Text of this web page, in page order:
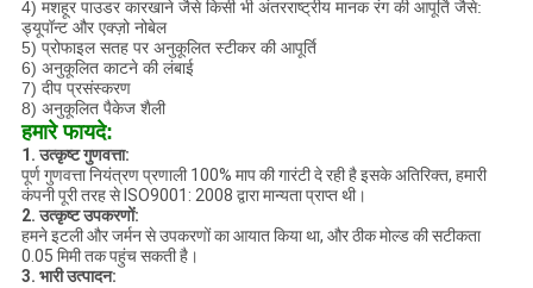
4) मशहूर पाउडर कारखाने जैसे किसी भी अंतरराष्ट्रीय मानक रंग की आपूर्ति जैसे:
ड्यूपॉन्ट और एक्ज़ो नोबेल
5) प्रोफाइल सतह पर अनुकूलित स्टीकर की आपूर्ति
6) अनुकूलित काटने की लंबाई
7) दीप प्रसंस्करण
8) अनुकूलित पैकेज शैली
हमारे फायदे:
1. उत्कृष्ट गुणवत्ता:
पूर्ण गुणवत्ता नियंत्रण प्रणाली 100% माप की गारंटी दे रही है इसके अतिरिक्त, हमारी
कंपनी पूरी तरह से ISO9001: 2008 द्वारा मान्यता प्राप्त थी।
2. उत्कृष्ट उपकरणों:
हमने इटली और जर्मन से उपकरणों का आयात किया था, और ठीक मोल्ड की सटीकता
0.05 मिमी तक पहुंच सकती है।
3. भारी उत्पादन: